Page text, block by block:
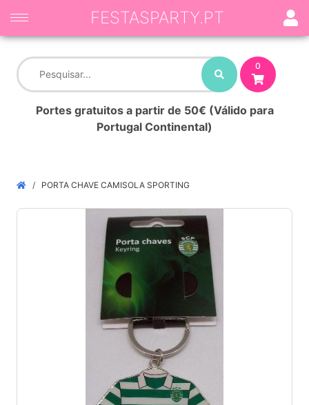
0
Portes gratuitos a partir de 50€ (Válido para
Portugal Continental)
FESTASPARTY.PT
PORTA CHAVE CAMISOLA SPORTING